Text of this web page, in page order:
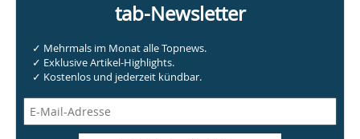
tab-Newsletter
✓ Mehrmals im Monat alle Topnews.
✓ Exklusive Artikel-Highlights.
✓ Kostenlos und jederzeit kündbar.